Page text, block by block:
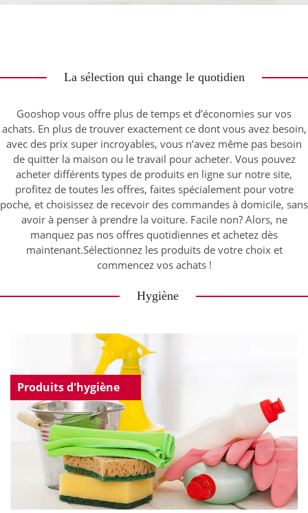
La sélection qui change le quotidien
Gooshop vous offre plus de temps et d’économies sur vos
achats. En plus de trouver exactement ce dont vous avez besoin,
avec des prix super incroyables, vous n’avez même pas besoin
de quitter la maison ou le travail pour acheter. Vous pouvez
acheter différents types de produits en ligne sur notre site,
profitez de toutes les offres, faites spécialement pour votre
poche, et choisissez de recevoir des commandes à domicile, sans
avoir à penser à prendre la voiture. Facile non? Alors, ne
manquez pas nos offres quotidiennes et achetez dès
maintenant.Sélectionnez les produits de votre choix et
commencez vos achats !
Hygiène
Produits d'hygiène